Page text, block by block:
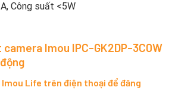
Công suất <5W
camera Imou IPC-GK2DP-3C0W
Imou Life trên điện thoại để đăng